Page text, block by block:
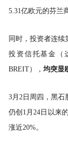
5.31亿欧元的芬兰
同时，投资者连
投资信托基金（
BREIT）， 均突显
3月2日周四，黑石
仍创1月24日以来
涨近20%。